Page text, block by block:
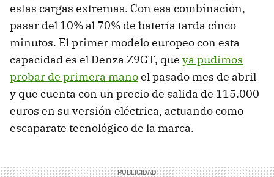
estas cargas extremas. Con esa combinación,
pasar del 10% al 70% de batería tarda cinco
minutos. El primer modelo europeo con esta
capacidad es el Denza Z9GT, que ya pudimos
probar de primera manoel pasado mes de abril
y que cuenta con un precio de salida de 115.000
euros en su versión eléctrica, actuando como
escaparate tecnológico de la marca.